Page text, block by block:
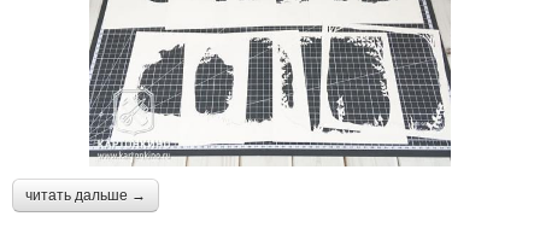
читать дальше →